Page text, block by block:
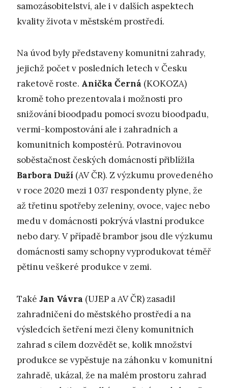
samozásobitelství, ale i v dalších aspektech
kvality života v městském prostředí.
Na úvod byly představeny komunitní zahrady,
jejichž počet v posledních letech v Česku
raketově roste. Anička Černá (KOKOZA)
kromě toho prezentovala i možnosti pro
snižování bioodpadu pomocí svozu bioodpadu,
vermi-kompostování ale i zahradních a
komunitních kompostérů. Potravinovou
soběstačnost českých domácností přiblížila
Barbora Duží (AV ČR). Z výzkumu provedeného
v roce 2020 mezi 1 037 respondenty plyne, že
až třetinu spotřeby zeleniny, ovoce, vajec nebo
medu v domácnosti pokrývá vlastní produkce
nebo dary. V případě brambor jsou dle výzkumu
domácnosti samy schopny vyprodukovat téměř
pětinu veškeré produkce v zemi.
Také Jan Vávra (UJEP a AV ČR) zasadil
zahradničení do městského prostředí a na
výsledcích šetření mezi členy komunitních
zahrad s cílem dozvědět se, kolik množství
produkce se vypěstuje na záhonku v komunitní
zahradě, ukázal, že na malém prostoru zahrad